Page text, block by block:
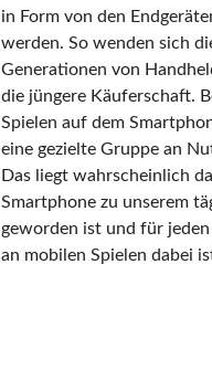
in Form von den
werden. So wenden sich
Generationen von
die jüngere Käuferschaft.
Spielen auf dem
eine gezielte Gruppe an
Das liegt wahrscheinlich
Smartphone zu unserem
geworden ist und für
an mobilen Spielen dabei